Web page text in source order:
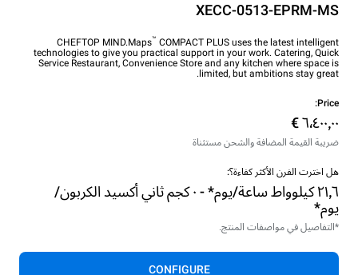
XECC-0513-EPRM-MS
CHEFTOP MIND.Maps™ COMPACT PLUS uses the latest intelligent
technologies to give you practical support in your work. Catering, Quick
Service Restaurant, Convenience Store and any kitchen where space is
limited, but ambitions stay great.
Price:
ضريبة القيمة المضافة والشحن مستثناة
هل اخترت الفرن الأكثر كفاءة؟:
٢١٫٦ كيلوواط ساعة/يوم* - ٠ كجم ثاني أكسيد الكربون/
يوم*
*التفاصيل في مواصفات المنتج.
CONFIGURE